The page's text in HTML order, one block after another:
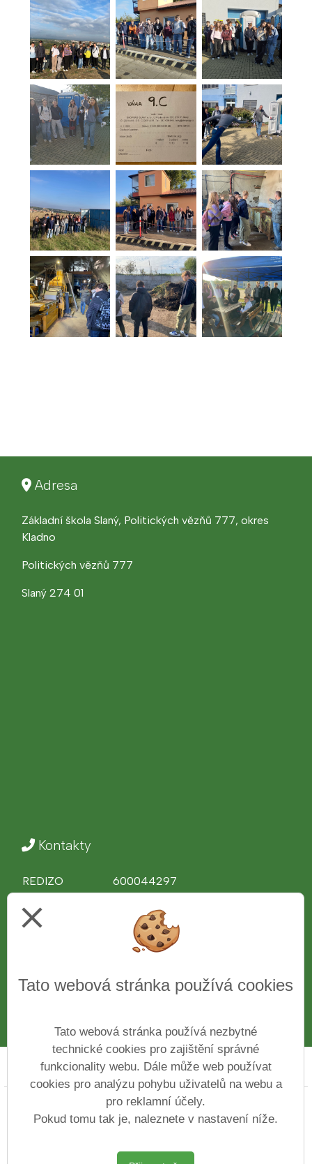
Adresa
Základní škola Slaný, Politických vězňů 777, okres
Kladno
Politických vězňů 777
Slaný 274 01
Kontakty
REDIZO
600044297
Telefon
312 510 081
43776761
www.zshajeslany.cz
E-mail
1zsslany.haje@zshajeslany.cz
Číslo účtu
27-7171100227/0100
Prohlášení o přístupnosti Mapa webu Cookies
Copyright © 2022 - 2023 Základní škola ve Slaném Na
Hájích &
Vitalex Group - Tvorba školních
Postaveno ve službě VlastníŠkolníWeb.cz
close
Tato webová stránka používá cookies
Tato webová stránka používá nezbytné
technické cookies pro zajištění správné
funkcionality webu. Dále může web používat
cookies pro analýzu pohybu uživatelů na webu a
pro reklamní účely.
Pokud tomu tak je, naleznete v nastavení níže.